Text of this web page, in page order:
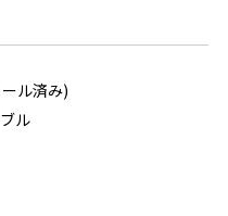
ル済み)
ル